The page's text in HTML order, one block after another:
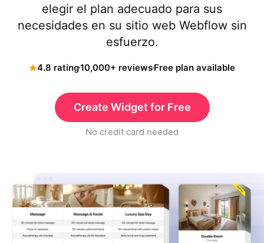
elegir el plan adecuado para sus
necesidades en su sitio web Webflow sin
esfuerzo.
4.8 rating10,000+ reviewsFree plan available
Create Widget for Free
No credit card needed